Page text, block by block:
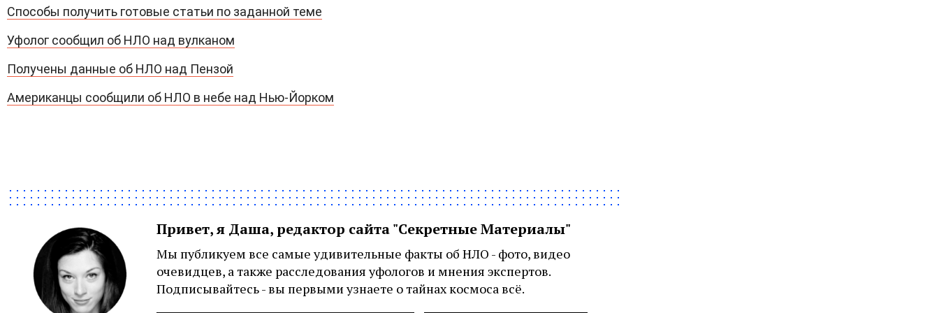
Способы получить готовые статьи по заданной теме
Уфолог сообщил об НЛО над вулканом
Получены данные об НЛО над Пензой
Американцы сообщили об НЛО в небе над Нью-Йорком
Привет, я Даша, редактор сайта "Секретные Материалы"
Мы публикуем все самые удивительные факты об НЛО - фото, видео
очевидцев, а также расследования уфологов и мнения экспертов.
Подписывайтесь - вы первыми узнаете о тайнах космоса всё.